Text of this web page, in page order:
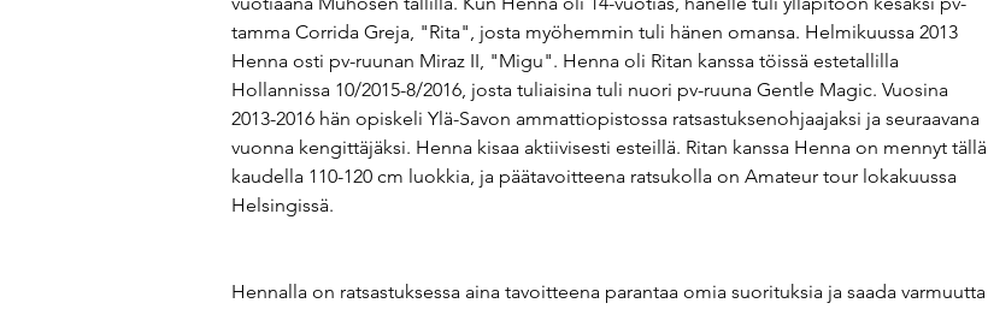
tamma Corrida Greja, "Rita", josta myöhemmin tuli hänen omansa. Helmikuussa 2013
Henna osti pv-ruunan Miraz II, "Migu". Henna oli Ritan kanssa töissä estetallilla
Hollannissa 10/2015-8/2016, josta tuliaisina tuli nuori pv-ruuna Gentle Magic. Vuosina
2013-2016 hän opiskeli Ylä-Savon ammattiopistossa ratsastuksenohjaajaksi ja seuraavana
vuonna kengittäjäksi. Henna kisaa aktiivisesti esteillä. Ritan kanssa Henna on mennyt tällä
kaudella 110-120 cm luokkia, ja päätavoitteena ratsukolla on Amateur tour lokakuussa
Helsingissä.
Hennalla on ratsastuksessa aina tavoitteena parantaa omia suorituksia ja saada varmuutta